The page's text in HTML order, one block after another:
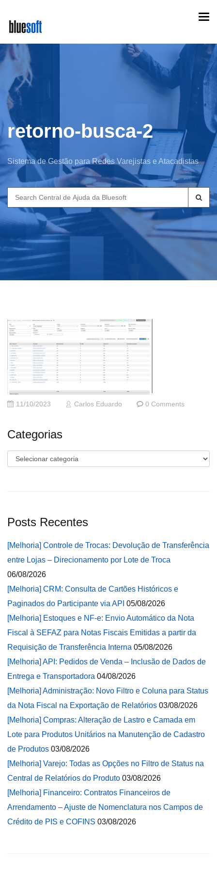
main
content
retorno-busca-2
Sistema de Gestão para Redes Varejistas e Atacadistas
Search
for:
11/10/2023 Carlos Eduardo 0 Comments
Categorias
Categorias
Posts Recentes
[Melhoria] Controle de Trocas: Devolução de Transferência
entre Lojas – Direcionamento por Lote de Troca
06/08/2026
[Melhoria] CRM: Consulta de Cartões Históricos e
Paginados do Participante via API 05/08/2026
[Melhoria] Estoques e NF-e: Envio Automático da Nota
Fiscal à SEFAZ para Notas Fiscais Emitidas a partir da
Requisição de Transferência Interna 05/08/2026
[Melhoria] API: Pedidos de Venda – Inclusão de Dados de
Entrega e Transportadora 04/08/2026
[Melhoria] Administração: Novo Filtro e Coluna para Status
da Nota Fiscal na Exportação de Relatórios 03/08/2026
[Melhoria] Compras: Alteração de Lastro e Camada em
Lote para Produtos Unitários na Manutenção de Cadastro
de Produtos 03/08/2026
[Melhoria] Varejo: Todas as Opções no Filtro de Status na
Central de Relatórios do Produto 03/08/2026
[Melhoria] Financeiro: Contratos Financeiros de
Arrendamento – Ajuste de Nomenclatura nos Campos de
Crédito de PIS e COFINS 03/08/2026